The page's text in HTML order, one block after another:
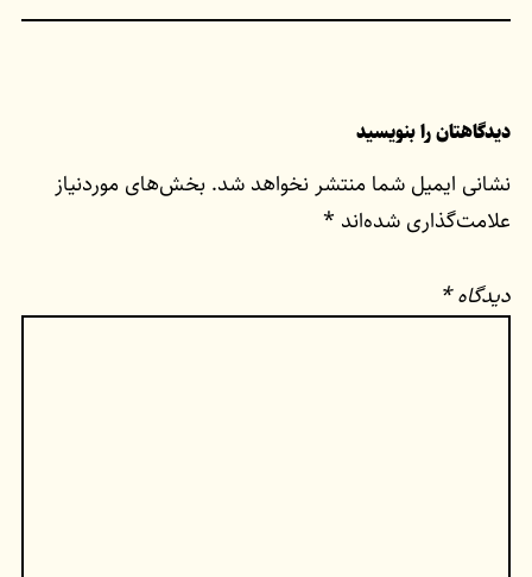
دیدگاهتان را بنویسید
نشانی ایمیل شما منتشر نخواهد شد. بخش‌های موردنیاز
علامت‌گذاری شده‌اند *
دیدگاه*